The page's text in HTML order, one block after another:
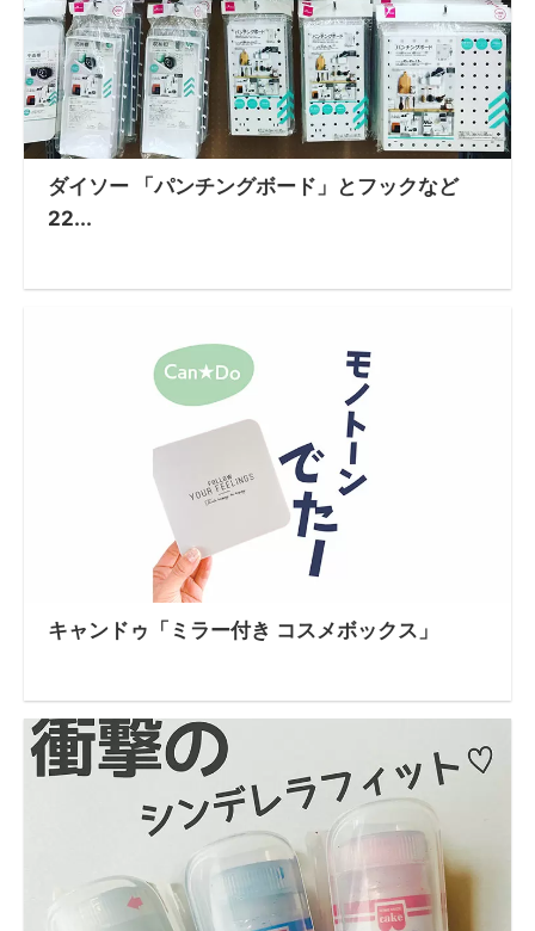
ダイソー 「パンチングボード」とフックなど
22...
キャンドゥ「ミラー付き コスメボックス」